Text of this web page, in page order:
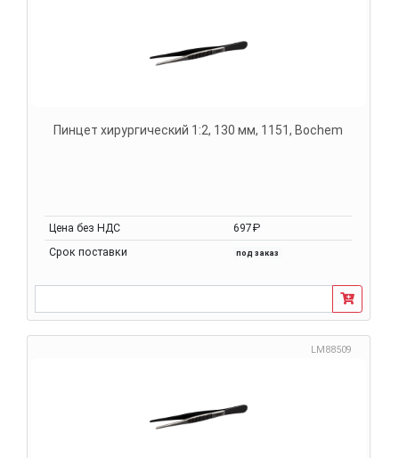
Пинцет хирургический 1:2, 130 мм, 1151, Bochem
Цена без НДС
697₽
Срок поставки
под заказ
LM88509